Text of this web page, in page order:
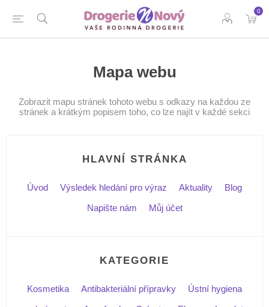
0
Mapa webu
Zobrazit mapu stránek tohoto webu s odkazy na každou ze
stránek a krátkým popisem toho, co lze najít v každé sekci
HLAVNÍ STRÁNKA
Úvod Výsledek hledání pro výraz Aktuality
Blog
Napište nám
Můj účet
KATEGORIE
Kosmetika Antibakteriální přípravky
Ústní hygiena